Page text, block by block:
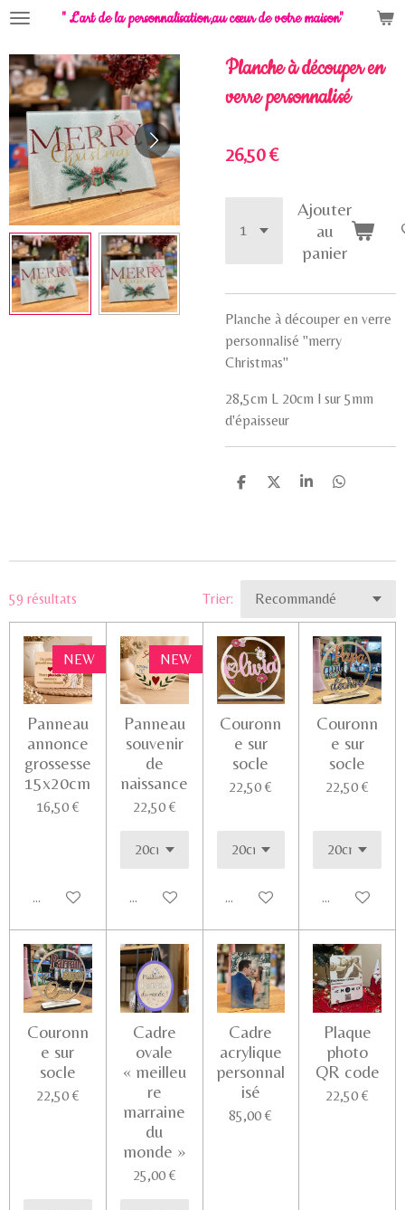
Passer
contenu
principal
" L'art de la personnalisation,au cœur de votre maison"
Planche à découper en
verre personnalisé
26,50 €
Ajouter
au
panier
Planche à découper en verre
personnalisé "merry
Christmas"
28,5cm L 20cm l sur 5mm
d'épaisseur
P
g
P
g
P
g
P
g
59 résultats Trier:
NEW
Panneau
annonce
grossesse
15x20cm
16,50 €
Ajouter au panier
NEW
Panneau
souvenir
de
naissance
22,50 €
Voir les détails
Couronn
e sur
socle
22,50 €
Voir les détails
Couronn
e sur
socle
22,50 €
Ajouter au
Couronn
e sur
socle
22,50 €
Cadre
ovale
« meilleu
re
marraine
du
monde »
25,00 €
Cadre
acrylique
personnal
isé
85,00 €
Plaque
photo
QR code
22,50 €